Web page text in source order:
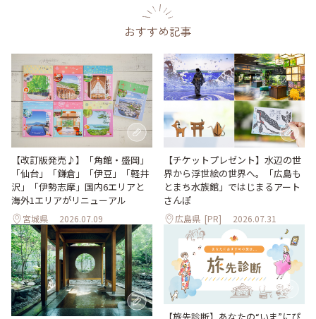
おすすめ記事
【改訂版発売♪】「角館・盛岡」
「仙台」「鎌倉」「伊豆」「軽井
沢」「伊勢志摩」国内6エリアと
海外1エリアがリニューアル
宮城県 2026.07.09
【チケットプレゼント】水辺の世
界から浮世絵の世界へ。「広島も
とまち水族館」ではじまるアート
さんぽ
広島県 [PR] 2026.07.31